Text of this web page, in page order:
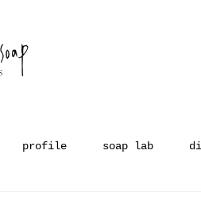
profile soap lab